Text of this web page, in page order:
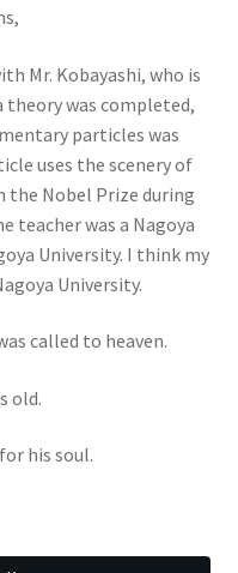
人々
ラック・ホーキング、他
理学者
ミまでの系譜】
ソン
Wien)
Mr. Kobayashi, who is
theory was completed,
particles was
uses the scenery of
the Nobel Prize during
teacher was a Nagoya
University. I think my
University.
called to heaven.
old.
his soul.